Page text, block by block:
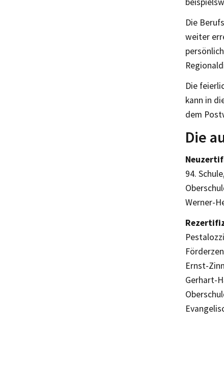
Die
weiter
Die
kann in
dem
Die
94.
Werner-
Ernst-
Gerhart-